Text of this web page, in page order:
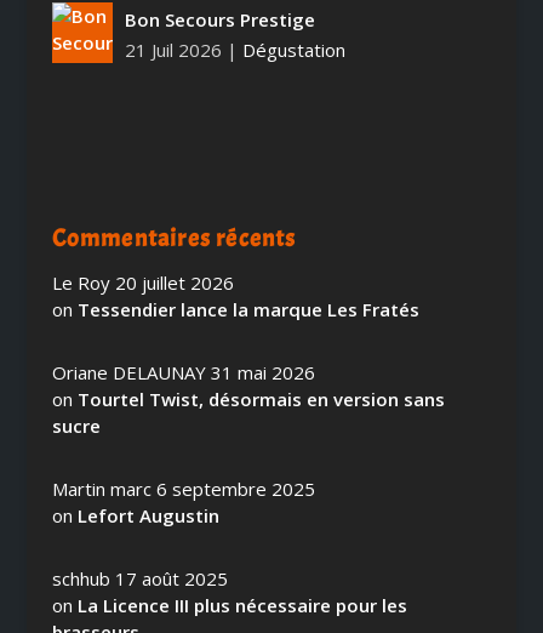
Bon Secours Prestige
21 Juil 2026 | Dégustation
Commentaires récents
Le Roy 20 juillet 2026
on Tessendier lance la marque Les Fratés
Oriane DELAUNAY 31 mai 2026
on Tourtel Twist, désormais en version sans
sucre
Martin marc 6 septembre 2025
on Lefort Augustin
schhub 17 août 2025
on La Licence III plus nécessaire pour les